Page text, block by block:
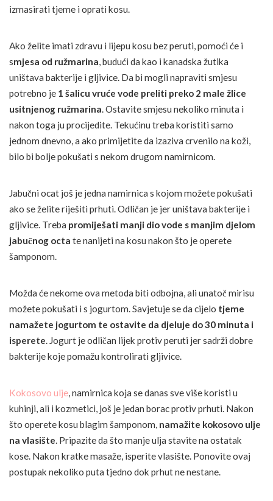
izmasirati tjeme i oprati kosu.
Ako želite imati zdravu i lijepu kosu bez peruti, pomoći će i
smjesa od ružmarina, budući da kao i kanadska žutika
uništava bakterije i gljivice. Da bi mogli napraviti smjesu
potrebno je 1 šalicu vruće vode preliti preko 2 male žlice
usitnjenog ružmarina. Ostavite smjesu nekoliko minuta i
nakon toga ju procijedite. Tekućinu treba koristiti samo
jednom dnevno, a ako primijetite da izaziva crvenilo na koži,
bilo bi bolje pokušati s nekom drugom namirnicom.
Jabučni ocat još je jedna namirnica s kojom možete pokušati
ako se želite riješiti prhuti. Odličan je jer uništava bakterije i
gljivice. Treba promiješati manji dio vode s manjim djelom
jabučnog octa te nanijeti na kosu nakon što je operete
šamponom.
Možda će nekome ova metoda biti odbojna, ali unatoč mirisu
možete pokušati i s jogurtom. Savjetuje se da cijelo tjeme
namažete jogurtom te ostavite da djeluje do 30 minuta i
isperete. Jogurt je odličan lijek protiv peruti jer sadrži dobre
bakterije koje pomažu kontrolirati gljivice.
Kokosovo ulje, namirnica koja se danas sve više koristi u
kuhinji, ali i kozmetici, još je jedan borac protiv prhuti. Nakon
što operete kosu blagim šamponom, namažite kokosovo ulje
na vlasište. Pripazite da što manje ulja stavite na ostatak
kose. Nakon kratke masaže, isperite vlasište. Ponovite ovaj
postupak nekoliko puta tjedno dok prhut ne nestane.